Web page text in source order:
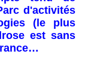
d'activités
(le plus
est sans